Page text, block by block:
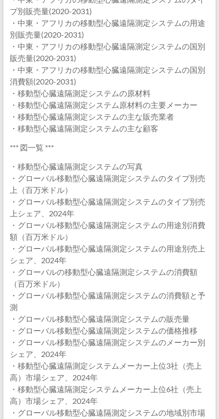
プ別販売量(2020-2031)
・中東・アフリカの移動型心臓遠隔測定システムの用途
別販売量(2020-2031)
・中東・アフリカの移動型心臓遠隔測定システムの国別
販売量(2020-2031)
・中東・アフリカの移動型心臓遠隔測定システムの国別
消費額(2020-2031)
・移動型心臓遠隔測定システムの原材料
・移動型心臓遠隔測定システム原材料の主要メーカー
・移動型心臓遠隔測定システムの主な販売業者
・移動型心臓遠隔測定システムの主な顧客
*** 図一覧 ***
・移動型心臓遠隔測定システムの写真
・グローバル移動型心臓遠隔測定システムのタイプ別売
上（百万米ドル）
・グローバル移動型心臓遠隔測定システムのタイプ別売
上シェア、2024年
・グローバル移動型心臓遠隔測定システムの用途別消費
額（百万米ドル）
・グローバル移動型心臓遠隔測定システムの用途別売上
シェア、2024年
・グローバルの移動型心臓遠隔測定システムの消費額
（百万米ドル）
・グローバル移動型心臓遠隔測定システムの消費額と予
測
・グローバル移動型心臓遠隔測定システムの販売量
・グローバル移動型心臓遠隔測定システムの価格推移
・グローバル移動型心臓遠隔測定システムのメーカー別
シェア、2024年
・移動型心臓遠隔測定システムメーカー上位3社（売上
高）市場シェア、2024年
・移動型心臓遠隔測定システムメーカー上位6社（売上
高）市場シェア、2024年
・グローバル移動型心臓遠隔測定システムの地域別市場